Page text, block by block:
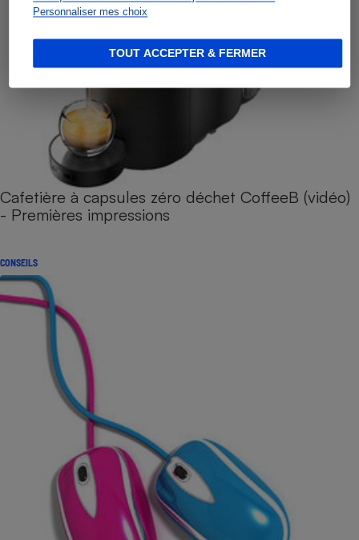
Personnaliser mes choix
TOUT ACCEPTER & FERMER
Cafetière à capsules zéro déchet CoffeeB (vidéo)
- Premières impressions
CONSEILS